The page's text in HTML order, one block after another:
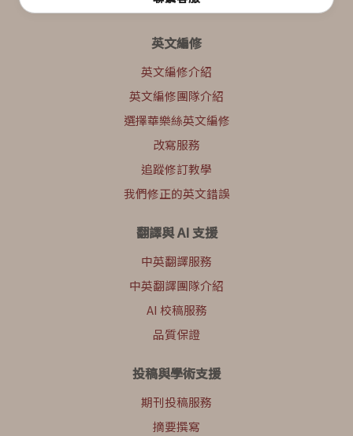
英文編修
英文編修介紹
英文編修團隊介紹
選擇華樂絲英文編修
改寫服務
追蹤修訂教學
我們修正的英文錯誤
翻譯與 AI 支援
中英翻譯服務
中英翻譯團隊介紹
AI 校稿服務
品質保證
投稿與學術支援
期刊投稿服務
摘要撰寫